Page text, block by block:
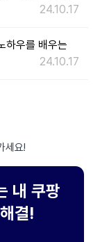
24.10.17
하우를 배우는
24.10.17
세요!
내 쿠팡
결!